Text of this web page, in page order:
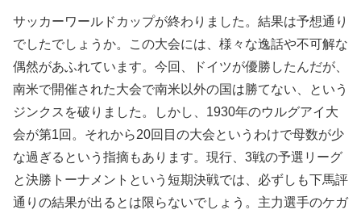
サッカーワールドカップが終わりました。結果は予想通り
でしたでしょうか。この大会には、様々な逸話や不可解な
偶然があふれています。今回、ドイツが優勝したんだが、
南米で開催された大会で南米以外の国は勝てない、という
ジンクスを破りました。しかし、1930年のウルグアイ大
会が第1回。それから20回目の大会というわけで母数が少
な過ぎるという指摘もあります。現行、3戦の予選リーグ
と決勝トーナメントという短期決戦では、必ずしも下馬評
通りの結果が出るとは限らないでしょう。主力選手のケガ